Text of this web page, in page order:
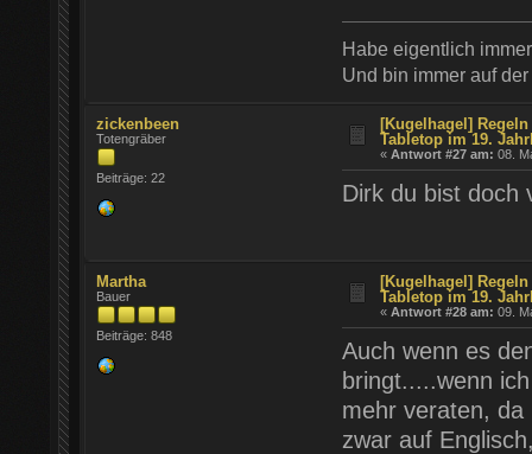
Habe eigentlich
Und bin immer auf
zickenbeen
Totengräber
Beiträge: 22
[Kugelhagel]
Tabletop im 19.
«Antwort #27 am: 08.
Dirk du bist doch
Martha
Bauer
Beiträge: 848
[Kugelhagel]
Tabletop im 19.
«Antwort #28 am: 09.
Auch wenn es
bringt.....wenn
mehr veraten,
zwar auf